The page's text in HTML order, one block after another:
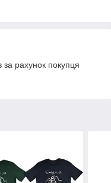
рахунок покупця